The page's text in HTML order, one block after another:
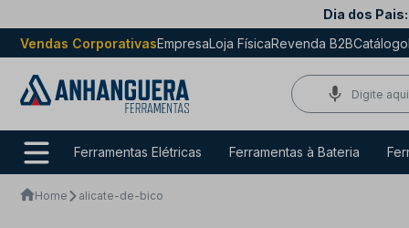
Dia dos Pais:
Vendas CorporativasEmpresaLoja FísicaRevenda B2BCatálogo
Ferramentas Elétricas Ferramentas à Bateria
Home alicate-de-bico